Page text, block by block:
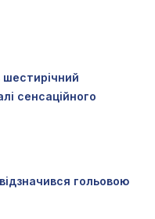
шестирічний
сенсаційного
гольовою